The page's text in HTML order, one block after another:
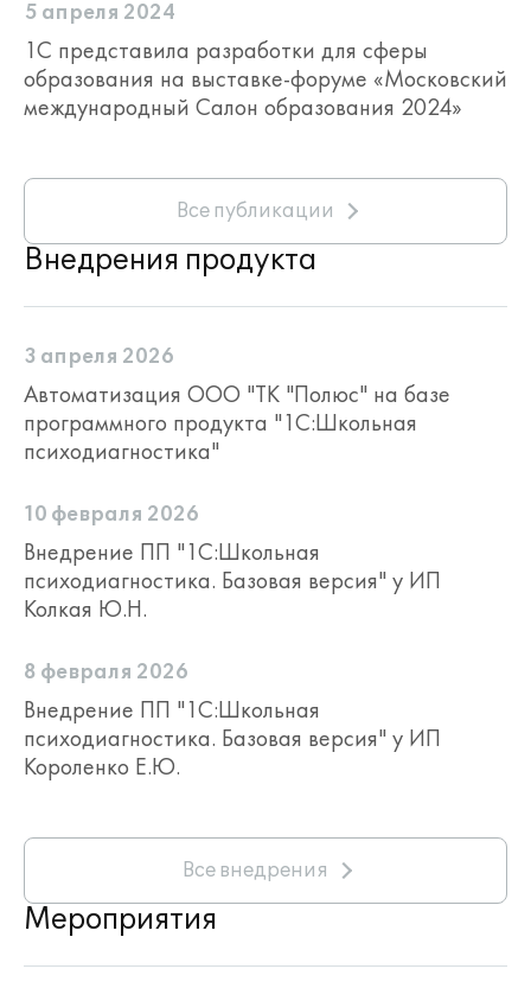
5 апреля 2024
1С представила разработки для сферы
образования на выставке-форуме «Московский
международный Салон образования 2024»
Все публикации
Внедрения продукта
3 апреля 2026
Автоматизация ООО "ТК "Полюс" на базе
программного продукта "1С:Школьная
психодиагностика"
10 февраля 2026
Внедрение ПП "1С:Школьная
психодиагностика. Базовая версия" у ИП
Колкая Ю.Н.
8 февраля 2026
Внедрение ПП "1С:Школьная
психодиагностика. Базовая версия" у ИП
Короленко Е.Ю.
Все внедрения
Мероприятия